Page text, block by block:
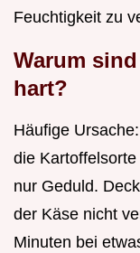
Feuchtigkeit zu
Warum
hart?
Häufige
die
nur Geduld.
der Käse nicht
Minuten bei